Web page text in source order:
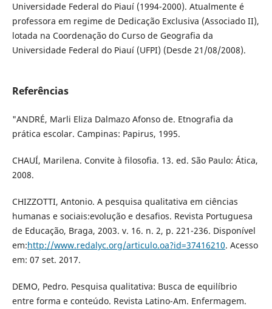
Universidade Federal do Piauí (1994-2000). Atualmente é
professora em regime de Dedicação Exclusiva (Associado II),
lotada na Coordenação do Curso de Geografia da
Universidade Federal do Piauí (UFPI) (Desde 21/08/2008).
Referências
"ANDRÉ, Marli Eliza Dalmazo Afonso de. Etnografia da
prática escolar. Campinas: Papirus, 1995.
CHAUÍ, Marilena. Convite à filosofia. 13. ed. São Paulo: Ática,
2008.
CHIZZOTTI, Antonio. A pesquisa qualitativa em ciências
humanas e sociais:evolução e desafios. Revista Portuguesa
de Educação, Braga, 2003. v. 16. n. 2, p. 221-236. Disponível
em:http://www.redalyc.org/articulo.oa?id=37416210. Acesso
em: 07 set. 2017.
DEMO, Pedro. Pesquisa qualitativa: Busca de equilíbrio
entre forma e conteúdo. Revista Latino-Am. Enfermagem.